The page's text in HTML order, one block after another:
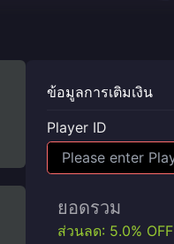
ข้อมูลการเติมเงิน
Player ID
ยอดรวม
ส่วนลด: 5.0% OFF